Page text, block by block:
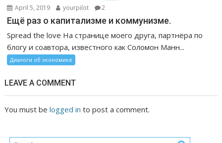
April 5, 2019 yourpilot 2
Ещё раз о капитализме и коммунизме.
Spread the love На странице моего друга, партнёра по
блогу и соавтора, известного как Соломон Манн...
Диалоги об экономике
LEAVE A COMMENT
You must belogged in to post a comment.